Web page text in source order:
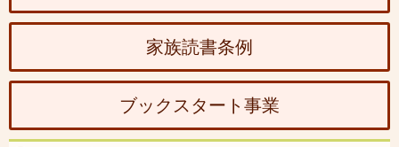
家族読書条例
ブックスタート事業